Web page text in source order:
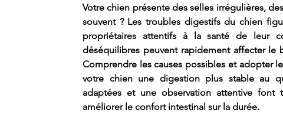
Transition Alimentaire des Chiots
Votre chien présente des selles irrégulières,
souvent ? Les troubles digestifs du chien
propriétaires attentifs à la santé de leur
déséquilibres peuvent rapidement affecter le
Comprendre les causes possibles et adopter
votre chien une digestion plus stable au
adaptées et une observation attentive
améliorer le confort intestinal sur la durée.